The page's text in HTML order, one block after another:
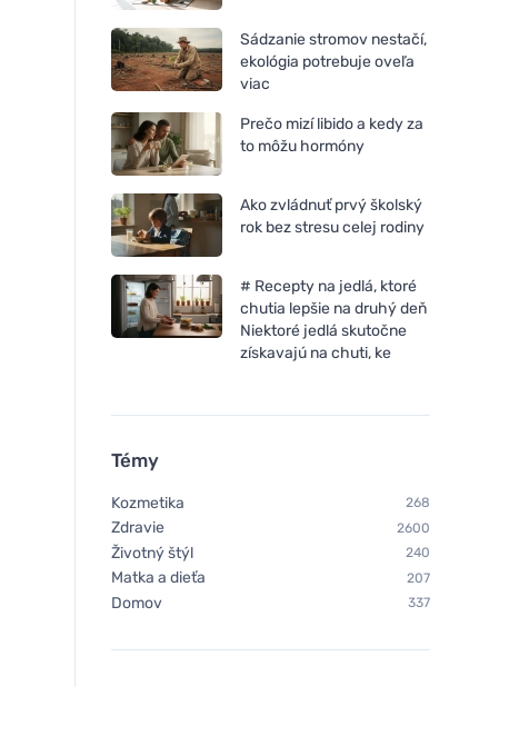
Sádzanie stromov nestačí,
ekológia potrebuje oveľa
viac
Prečo mizí libido a kedy za
to môžu hormóny
Ako zvládnuť prvý školský
rok bez stresu celej rodiny
# Recepty na jedlá, ktoré
chutia lepšie na druhý deň
Niektoré jedlá skutočne
získavajú na chuti, ke
Témy
Kozmetika 268
Zdravie 2600
Životný štýl 240
Matka a dieťa 207
Domov 337